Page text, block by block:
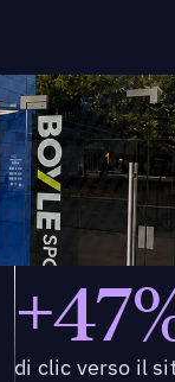
di clic verso il